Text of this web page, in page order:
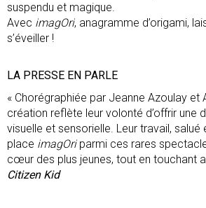
suspendu et magique.
Avec imagOri, anagramme d’origami,
s’éveiller !
LA PRESSE EN PARLE
« Chorégraphiée par Jeanne Azoulay et
création reflète leur volonté d’offrir une
visuelle et sensorielle. Leur travail, salué
place imagOri parmi ces rares
cœur des plus jeunes, tout en touchant
Citizen Kid